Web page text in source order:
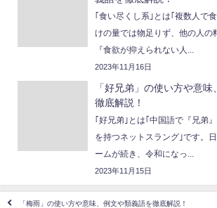
｢食い尽くし系｣とは｢複数人で
けの量では物足りず、他の人の
『食欲が抑えられない人...
2023年11月16日
「好兄弟」の使い方や意
徹底解説！
｢好兄弟｣とは｢中国語で『兄弟
を持つネットスラング｣です。
ームが続き、令和になっ...
2023年11月15日
「梅雨」の使い方や意味、例文や類義語を徹底解説！